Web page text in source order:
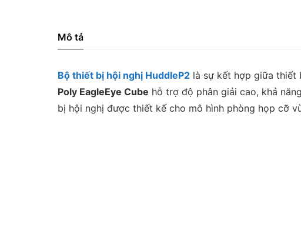
Mô tả
Bộ thiết bị hội nghị HuddleP2 là sự kết hợp giữa thiết
Poly EagleEye Cube hỗ trợ độ phân giải cao, khả
bị hội nghị được thiết kế cho mô hình phòng họp cỡ